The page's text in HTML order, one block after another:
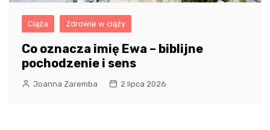
Ciąża Zdrowie w ciąży
Co oznacza imię Ewa – biblijne
pochodzenie i sens
Joanna Zaremba 2 lipca 2026